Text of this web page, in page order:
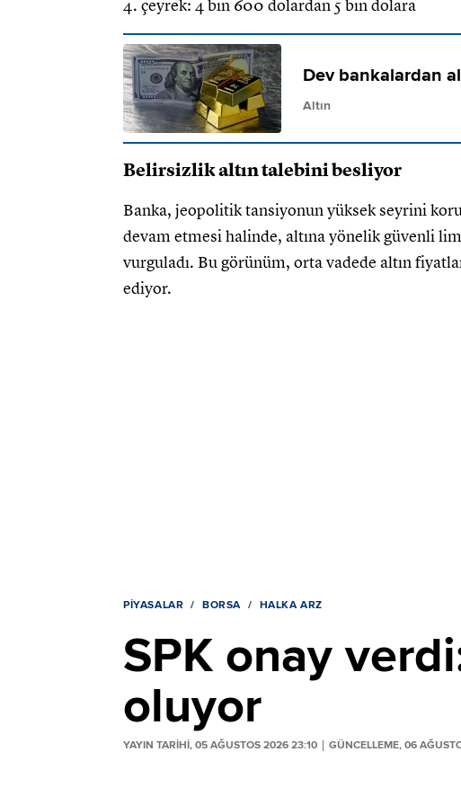
4. çeyrek: 4 bin 600 dolardan 5 bin dolara
Dev bankalardan
Altın
Belirsizlik altın talebini besliyor
Banka, jeopolitik tansiyonun yüksek seyrini
devam etmesi halinde, altına yönelik güvenli
vurguladı. Bu görünüm, orta vadede altın
ediyor.
PIYASALAR BORSA HALKA ARZ
SPK onay
oluyor
YAYIN TARİHİ, 05 AĞUSTOS 2026 23:10 GÜNCELLEME, 06